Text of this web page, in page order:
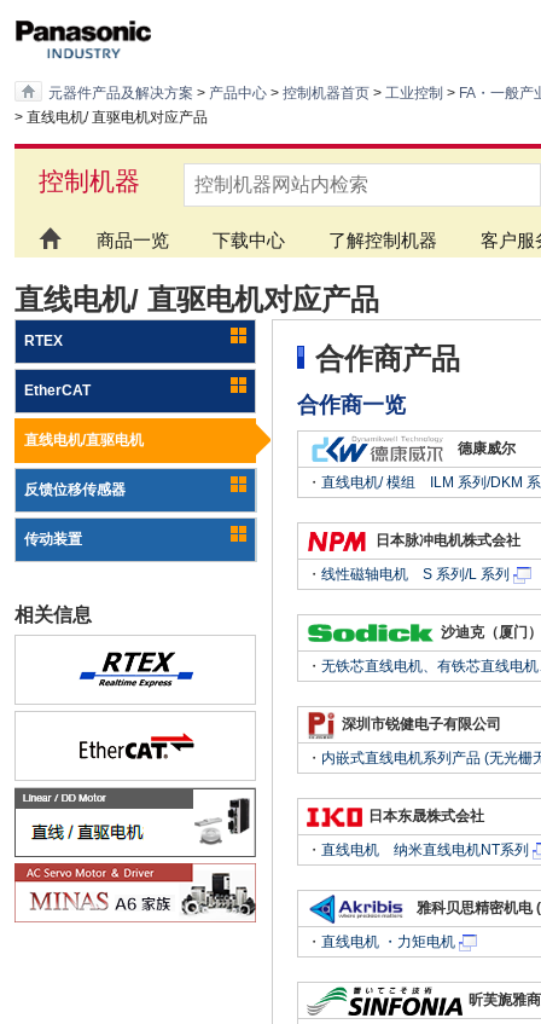
元器件产品及解决方案 > 产品中心 > 控制机器首页 > 工业控制 > FA・一般产
> 直线电机/ 直驱电机对应产品
控制机器
商品一览 下载中心 了解控制机器 客户服
直线电机/ 直驱电机对应产品
RTEX
EtherCAT
直线电机/直驱电机
反馈位移传感器
传动装置
相关信息
合作商产品
合作商一览
德康威尔
・ 直线电机/ 模组 ILM 系列/DKM
日本脉冲电机株式会社
・ 线性磁轴电机 S 系列/L 系列
沙迪克（厦门
・ 无铁芯直线电机、有铁芯直线电
深圳市锐健电子有限公司
・ 内嵌式直线电机系列产品 (无光
日本东晟株式会社
・ 直线电机 纳米直线电机NT系列
雅科贝思精密机电
・ 直线电机 ・力矩电机
昕芙旎雅